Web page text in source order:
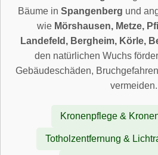
Bäume in Spangenberg und
wie Mörshausen, Metze,
Landefeld, Bergheim, Körle,
den natürlichen Wuchs
Gebäudeschäden,
vermeiden.
Kronenpflege &
Totholzentfernung &